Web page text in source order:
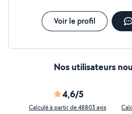
Voir le profil
Nos utilisateurs
4,6/5
Calculé à partir de 48803 avis